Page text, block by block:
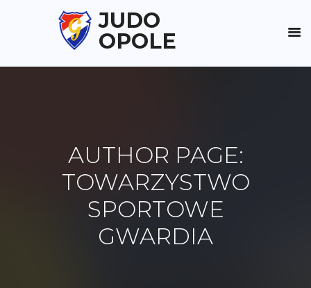
JUDO
OPOLE
AUTHOR PAGE:
TOWARZYSTWO
SPORTOWE
GWARDIA